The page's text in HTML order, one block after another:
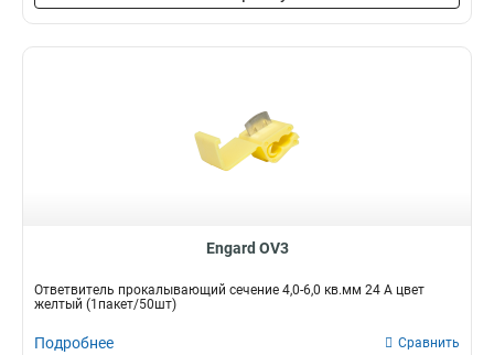
Engard OV3
Ответвитель прокалывающий сечение 4,0-6,0 кв.мм 24 А цвет
желтый (1пакет/50шт)
Подробнее Сравнить